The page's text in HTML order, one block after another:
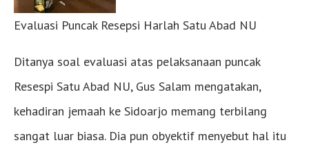
Evaluasi Puncak Resepsi Harlah Satu Abad NU
Ditanya soal evaluasi atas pelaksanaan puncak
Resespi Satu Abad NU, Gus Salam mengatakan,
kehadiran jemaah ke Sidoarjo memang terbilang
sangat luar biasa. Dia pun obyektif menyebut hal itu